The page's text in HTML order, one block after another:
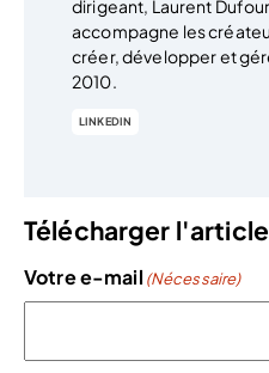
dirigeant, Laurent
accompagne les
créer, développer et
2010.
LINKEDIN
Télécharger
Votre e-mail (Nécessaire)